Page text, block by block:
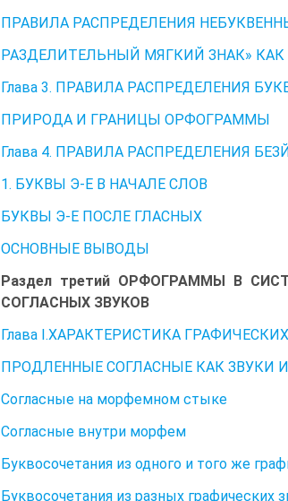
ПРАВИЛА РАСПРЕДЕЛЕНИЯ
РАЗДЕЛИТЕЛЬНЫЙ МЯГКИЙ ЗНАК»
Глава 3. ПРАВИЛА РАСПРЕДЕЛЕНИЯ
ПРИРОДА И ГРАНИЦЫ ОРФОГРАММЫ
Глава 4. ПРАВИЛА РАСПРЕДЕЛЕНИЯ
1. БУКВЫ Э-Е В НАЧАЛЕ СЛОВ
БУКВЫ Э-Е ПОСЛЕ ГЛАСНЫХ
ОСНОВНЫЕ ВЫВОДЫ
Раздел третий ОРФОГРАММЫ В
СОГЛАСНЫХ ЗВУКОВ
Глава I.ХАРАКТЕРИСТИКА
ПРОДЛЕННЫЕ СОГЛАСНЫЕ КАК ЗВУКИ
Согласные на морфемном стыке
Согласные внутри морфем
Буквосочетания из одного и того же
Буквосочетания из разных графических